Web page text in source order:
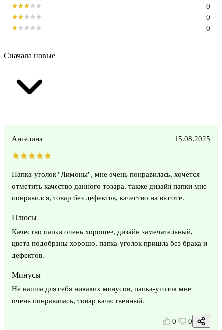
0
0
0
Сначала новые
Ангелина 15.08.2025
Папка-уголок "Лимоны", мне очень понравилась, хочется
отметить качество данного товара, также дизайн папки мне
понравился, товар без дефектов, качество на высоте.
Плюсы
Качество папки очень хорошее, дизайн замечательный,
цвета подобраны хорошо, папка-уголок пришла без брака и
дефектов.
Минусы
Не нашла для себя никаких минусов, папка-уголок мне
очень понравилась, товар качественный.
0 0